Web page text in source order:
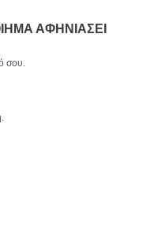
ΑΦΗΝΙΑΣΕΙ
σου.